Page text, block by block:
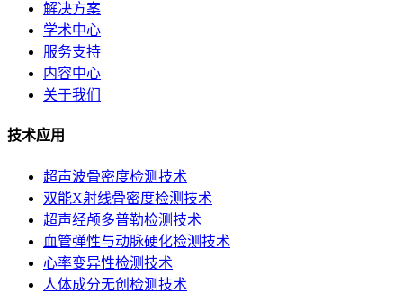
解决方案
学术中心
服务支持
内容中心
关于我们
技术应用
超声波骨密度检测技术
双能X射线骨密度检测技术
超声经颅多普勒检测技术
血管弹性与动脉硬化检测技术
心率变异性检测技术
人体成分无创检测技术